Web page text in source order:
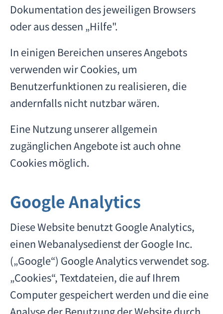
Dokumentation des jeweiligen Browsers
oder aus dessen „Hilfe".
In einigen Bereichen unseres Angebots
verwenden wir Cookies, um
Benutzerfunktionen zu realisieren, die
andernfalls nicht nutzbar wären.
Eine Nutzung unserer allgemein
zugänglichen Angebote ist auch ohne
Cookies möglich.
Google Analytics
Diese Website benutzt Google Analytics,
einen Webanalysedienst der Google Inc.
(„Google“) Google Analytics verwendet sog.
„Cookies“, Textdateien, die auf Ihrem
Computer gespeichert werden und die eine